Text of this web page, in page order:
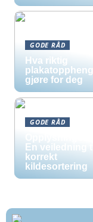
GODE RÅD
Hva riktig
gjøre for deg
GODE RÅD
En veiledning til
korrekt
kildesortering